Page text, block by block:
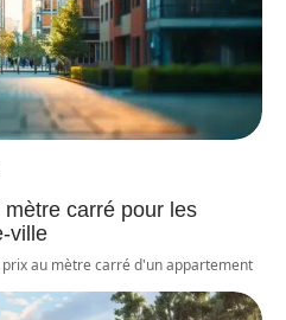
carré pour les
ville
au mètre carré d'un appartement